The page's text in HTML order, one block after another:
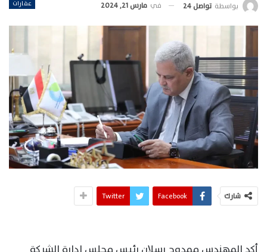
عقارات بواسطة تواصل 24 في مارس 21, 2024
شارك Facebook
Twitter